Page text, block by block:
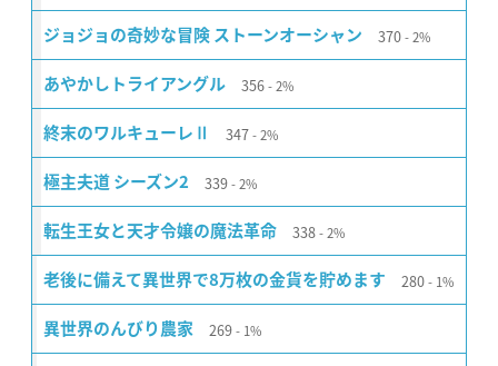
ジョジョの奇妙な冒険 ストーンオーシャン 370 2%
あやかしトライアングル 356 2%
終末のワルキューレⅡ 347 2%
極主夫道 シーズン2 339 2%
転生王女と天才令嬢の魔法革命 338 2%
老後に備えて異世界で8万枚の金貨を貯めます 280 1%
異世界のんびり農家 269 1%